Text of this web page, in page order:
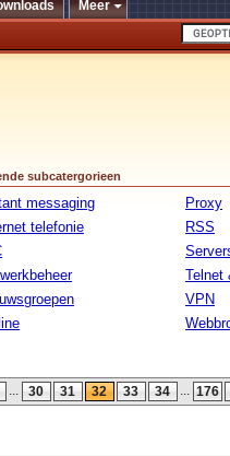
Meer
subcatergorieen
messaging
telefonie
Proxy
RSS
Telnet
VPN
... 30 31 32 33 34 ... 176